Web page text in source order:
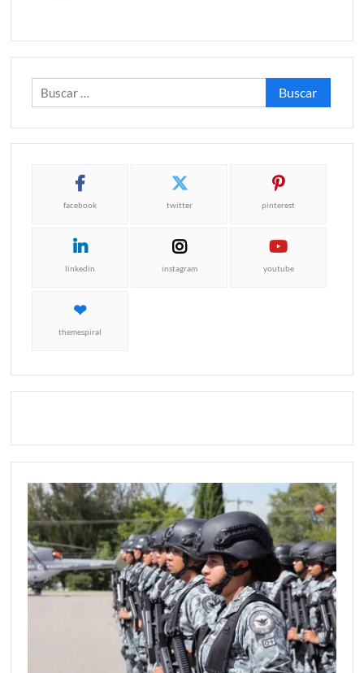
Buscar:
facebook twitter pinterest
linkedin instagram youtube
themespiral